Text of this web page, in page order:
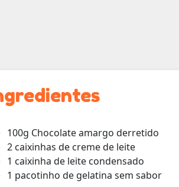
100g Chocolate amargo derretido
2 caixinhas de creme de leite
1 caixinha de leite condensado
1 pacotinho de gelatina sem sabor